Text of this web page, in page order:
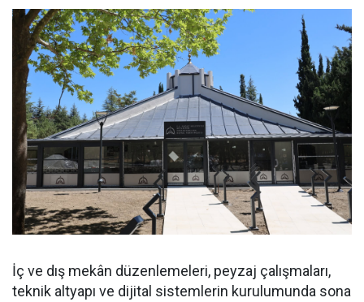
İç ve dış mekân düzenlemeleri, peyzaj çalışmaları,
teknik altyapı ve dijital sistemlerin kurulumunda sona